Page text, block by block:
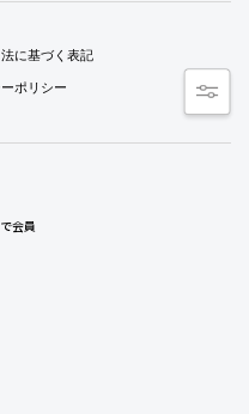
に基づく表記
ポリシー
会員